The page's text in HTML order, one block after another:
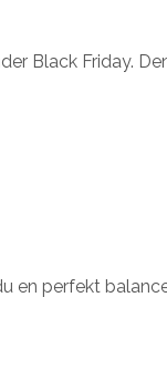
Black Friday.
en perfekt